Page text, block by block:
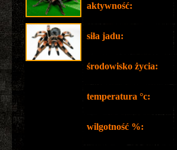
aktywność:
siła jadu:
środowisko życia:
temperatura °c:
wilgotność %: